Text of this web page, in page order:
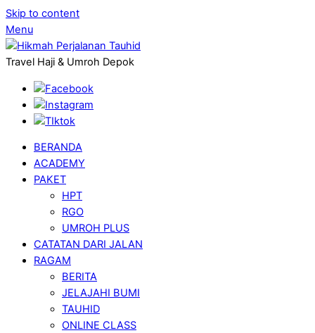
Skip to content
Menu
Travel Haji & Umroh Depok
BERANDA
ACADEMY
PAKET
HPT
RGO
UMROH PLUS
CATATAN DARI JALAN
RAGAM
BERITA
JELAJAHI BUMI
TAUHID
ONLINE CLASS